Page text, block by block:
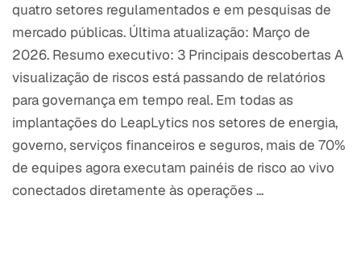
quatro setores regulamentados e em pesquisas de
mercado públicas. Última atualização: Março de
2026. Resumo executivo: 3 Principais descobertas A
visualização de riscos está passando de relatórios
para governança em tempo real. Em todas as
implantações do LeapLytics nos setores de energia,
governo, serviços financeiros e seguros, mais de 70%
de equipes agora executam painéis de risco ao vivo
conectados diretamente às operações ...